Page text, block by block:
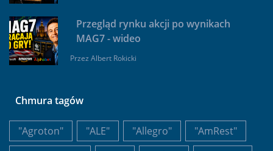
Przegląd rynku akcji po wynikach
MAG7 - wideo
Przez Albert Rokicki
Chmura tagów
"Agroton" "ALE" "Allegro"
"AmRest"